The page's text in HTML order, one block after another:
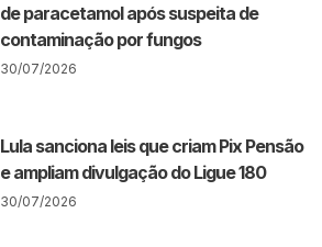
de paracetamol após suspeita de
contaminação por fungos
30/07/2026
Lula sanciona leis que criam Pix Pensão
e ampliam divulgação do Ligue 180
30/07/2026